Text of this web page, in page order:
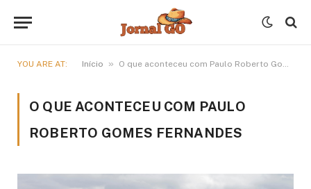
YOU ARE AT: Início » O que aconteceu com Paulo Roberto Gomes Fernandes
O QUE ACONTECEU COM PAULO
ROBERTO GOMES FERNANDES